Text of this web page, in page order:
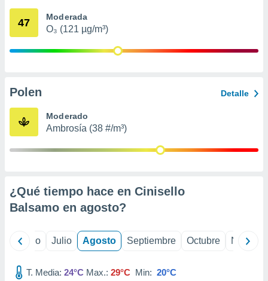
mediante
publicidad
de
47 Moderada
O₃ (121 µg/m³)
Polen Detalle
Moderado
Ambrosía (38 #/m³)
¿Qué tiempo hace en Cinisello
Balsamo en agosto?
Junio Julio Agosto Septiembre Octubre
T. Media: 24°C Max.: 29°C Min: 20°C